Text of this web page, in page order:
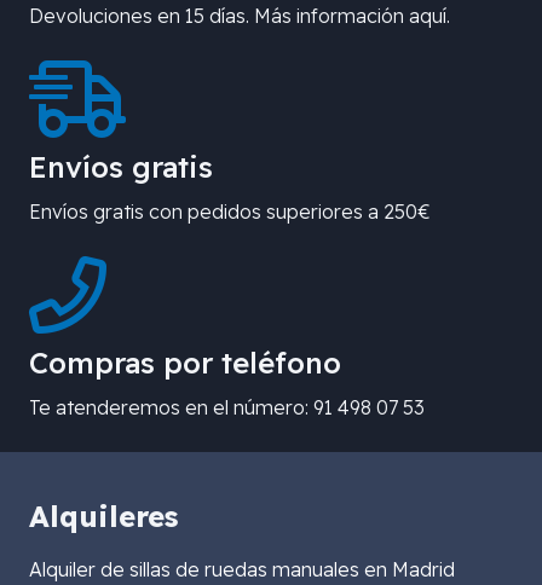
Devoluciones en 15 días. Más información aquí.
Envíos gratis
Envíos gratis con pedidos superiores a 250€
Compras por teléfono
Te atenderemos en el número: 91 498 07 53
Alquileres
Alquiler de sillas de ruedas manuales en Madrid